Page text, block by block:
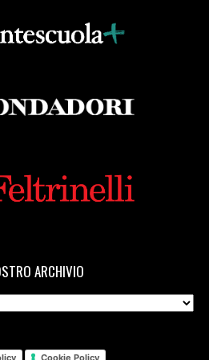
pagina 69
di un caffè, di
marine, di
pagina 69
Imposimato:
ARCHIVIO
Cookie Policy